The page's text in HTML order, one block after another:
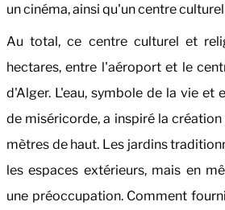
un cinéma, ainsi qu'un centre
Au total, ce centre culturel et
hectares, entre l'aéroport et le
d'Alger. L'eau, symbole de la vie et
de miséricorde, a inspiré la
mètres de haut. Les jardins
les espaces extérieurs, mais en
une préoccupation. Comment